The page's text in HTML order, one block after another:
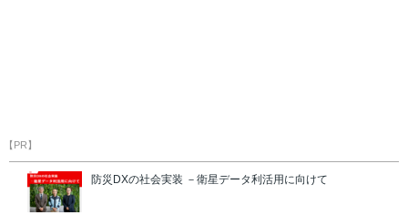
【PR】
防災DXの社会実装 －衛星データ利活用に向けて